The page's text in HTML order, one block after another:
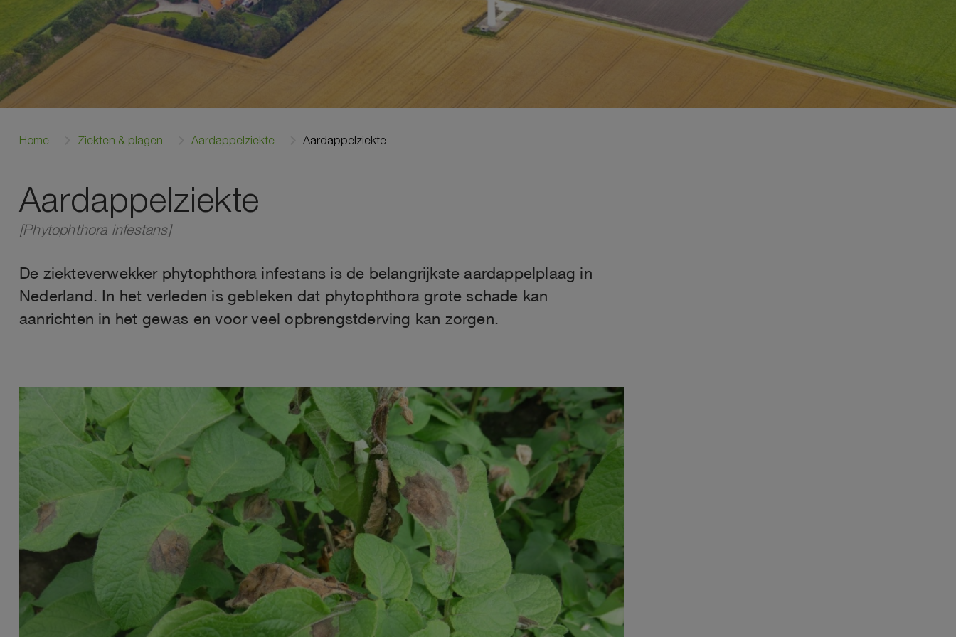
Home Ziekten & plagen Aardappelziekte Aardappelziekte
Aardappelziekte
[Phytophthora infestans]
De ziekteverwekker phytophthora infestans is de belangrijkste aardappelplaag in
Nederland. In het verleden is gebleken dat phytophthora grote schade kan
aanrichten in het gewas en voor veel opbrengstderving kan zorgen.